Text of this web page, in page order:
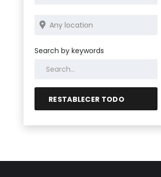
Search by keywords
RESTABLECER TODO